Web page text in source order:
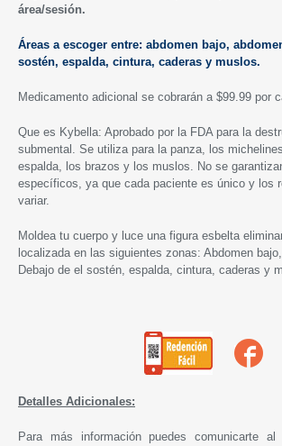
área/sesión.
Áreas a escoger entre: abdomen bajo,
sostén, espalda, cintura, caderas y muslos.
Medicamento adicional se cobrarán a $99.99 por
Que es Kybella: Aprobado por la FDA para la
submental. Se utiliza para la panza, los
espalda, los brazos y los muslos. No se
específicos, ya que cada paciente es único y los
variar.
Moldea tu cuerpo y luce una figura esbelta
localizada en las siguientes zonas: Abdomen
Debajo de el sostén, espalda, cintura, caderas y
Detalles Adicionales:
Para más información puedes comunicarte al